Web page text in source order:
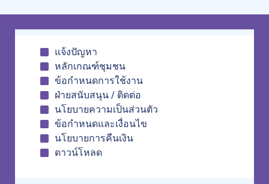
แจ้งปัญหา
หลักเกณฑ์ชุมชน
ข้อกำหนดการใช้งาน
ฝ่ายสนับสนุน / ติดต่อ
นโยบายความเป็นส่วนตัว
ข้อกำหนดและเงื่อนไข
นโยบายการคืนเงิน
ดาวน์โหลด